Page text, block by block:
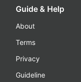
Guide & Help
About
Terms
Privacy
Guideline